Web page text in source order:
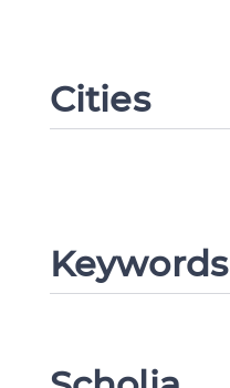
Cities
Keywords